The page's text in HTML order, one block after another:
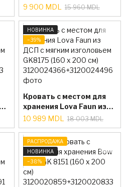
ДСП с мягким
изголовьем GK2257
(140 x 200 см)
9 900 MDL 15 960 MDL
НОВИНКА
−39%
Кровать с местом для
хранения Lova Faun из
ДСП с мягким
изголовьем GK8175 (160
x 200 см)
10 989 MDL 18 003 MDL
РАСПРОДАЖА
НОВИНКА
−38%